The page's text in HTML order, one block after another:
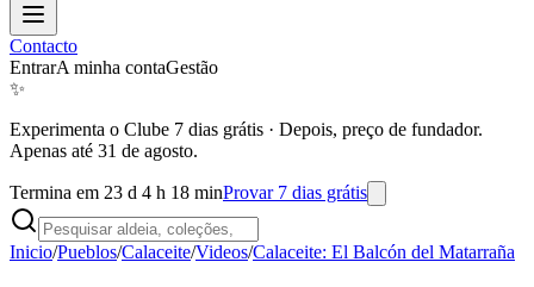
Contacto
EntrarA minha contaGestão
✨
Experimenta o Clube 7 dias grátis · Depois, preço de fundador.
Apenas até 31 de agosto.
Termina em 23 d 4 h 18 minProvar 7 dias grátis
Inicio/Pueblos/Calaceite/Videos/Calaceite: El Balcón del Matarraña